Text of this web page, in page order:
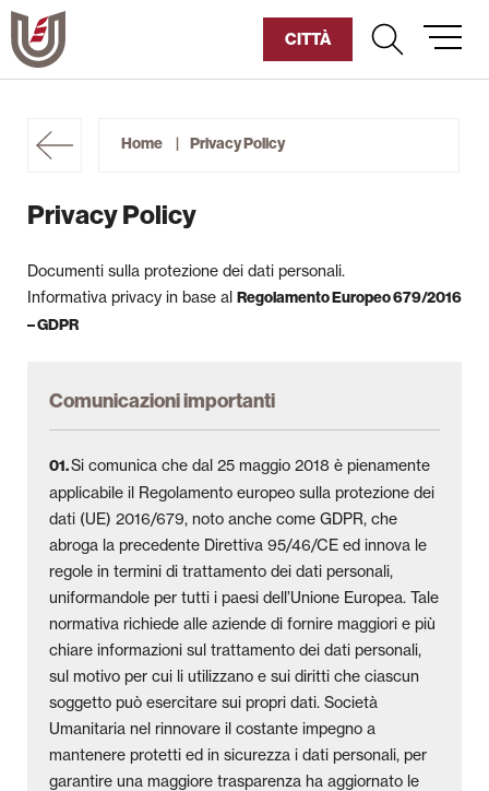
Vai
al
contenuto
CITTÀ
Home Privacy Policy
Privacy Policy
Documenti sulla protezione dei dati personali.
Informativa privacy in base al Regolamento Europeo 679/2016
– GDPR
Comunicazioni importanti
01.Si comunica che dal 25 maggio 2018 è pienamente
applicabile il Regolamento europeo sulla protezione dei
dati (UE) 2016/679, noto anche come GDPR, che
abroga la precedente Direttiva 95/46/CE ed innova le
regole in termini di trattamento dei dati personali,
uniformandole per tutti i paesi dell’Unione Europea. Tale
normativa richiede alle aziende di fornire maggiori e più
chiare informazioni sul trattamento dei dati personali,
sul motivo per cui li utilizzano e sui diritti che ciascun
soggetto può esercitare sui propri dati. Società
Umanitaria nel rinnovare il costante impegno a
mantenere protetti ed in sicurezza i dati personali, per
garantire una maggiore trasparenza ha aggiornato le
Fondazione
Storia dell’Umanitaria
Archivio Storico
Pubblicazioni
Università
Il Foglio dell’Umanitaria